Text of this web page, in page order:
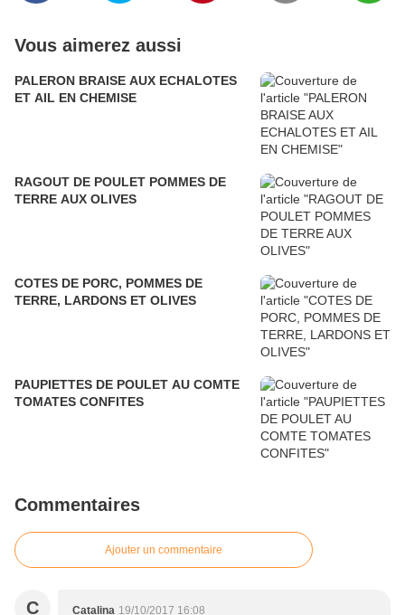
Vous aimerez aussi
PALERON BRAISE AUX ECHALOTES
ET AIL EN CHEMISE
RAGOUT DE POULET POMMES DE
TERRE AUX OLIVES
COTES DE PORC, POMMES DE
TERRE, LARDONS ET OLIVES
PAUPIETTES DE POULET AU COMTE
TOMATES CONFITES
Commentaires
Ajouter un commentaire
C Catalina 19/10/2017 16:08